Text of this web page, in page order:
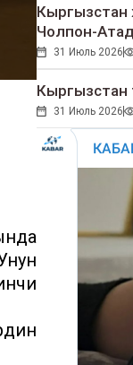
Кыргызстан
Чолпон-
31 Июль 2026
Кыргызстан
31 Июль 2026